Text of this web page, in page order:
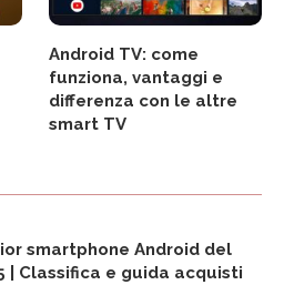
Android TV: come
funziona, vantaggi e
differenza con le altre
smart TV
smartphone Android del
| Classifica e guida acquisti